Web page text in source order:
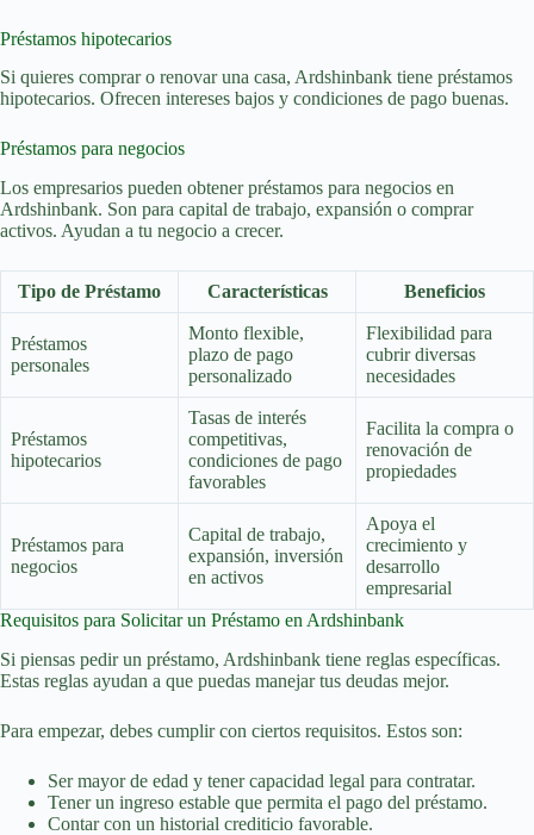
Préstamos hipotecarios
Si quieres comprar o renovar una casa, Ardshinbank tiene préstamos
hipotecarios. Ofrecen intereses bajos y condiciones de pago buenas.
Préstamos para negocios
Los empresarios pueden obtener préstamos para negocios en
Ardshinbank. Son para capital de trabajo, expansión o comprar
activos. Ayudan a tu negocio a crecer.
Tipo de Préstamo Características Beneficios
Préstamos
personales
Monto flexible,
plazo de pago
personalizado
Flexibilidad para
cubrir diversas
necesidades
Préstamos
hipotecarios
Tasas de interés
competitivas,
condiciones de pago
favorables
Facilita la compra o
renovación de
propiedades
Préstamos para
negocios
Capital de trabajo,
expansión, inversión
en activos
Apoya el
crecimiento y
desarrollo
empresarial
Requisitos para Solicitar un Préstamo en Ardshinbank
Si piensas pedir un préstamo, Ardshinbank tiene reglas específicas.
Estas reglas ayudan a que puedas manejar tus deudas mejor.
Para empezar, debes cumplir con ciertos requisitos. Estos son:
Ser mayor de edad y tener capacidad legal para contratar.
Tener un ingreso estable que permita el pago del préstamo.
Contar con un historial crediticio favorable.